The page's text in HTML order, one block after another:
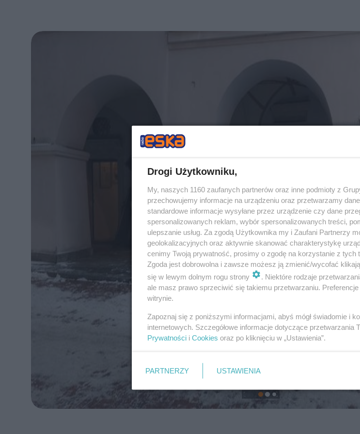
Drogi Użytkowniku,
My, naszych 1160 zaufanych partnerów oraz inne podmioty z
przechowujemy informacje na urządzeniu oraz przetwarzamy
standardowe informacje wysyłane przez urządzenie czy dane
spersonalizowanych reklam, wybór spersonalizowanych treści,
ulepszanie usług. Za zgodą Użytkownika my i Zaufani Partnerzy
geolokalizacyjnych oraz aktywnie skanować charakterystykę
cenimy Twoją prywatność, prosimy o zgodę na korzystanie z tych
Zgoda jest dobrowolna i zawsze możesz ją zmienić/wycofać
się w lewym dolnym rogu strony
. Niektóre rodzaje
ale masz prawo sprzeciwić się takiemu przetwarzaniu.
witrynie.
Zapoznaj się z poniższymi informacjami, abyś mógł świadomie i
internetowych. Szczegółowe informacje dotyczące przetwarzania
Prywatności i Cookies oraz po kliknięciu w „Ustawienia”.
PARTNERZY USTAWIENIA